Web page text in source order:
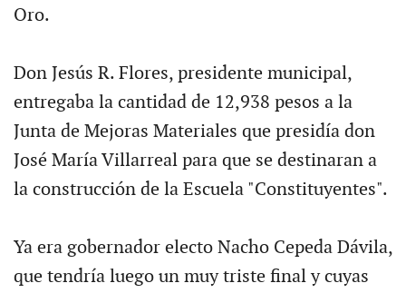
Oro.
Don Jesús R. Flores, presidente municipal,
entregaba la cantidad de 12,938 pesos a la
Junta de Mejoras Materiales que presidía don
José María Villarreal para que se destinaran a
la construcción de la Escuela "Constituyentes".
Ya era gobernador electo Nacho Cepeda Dávila,
que tendría luego un muy triste final y cuyas